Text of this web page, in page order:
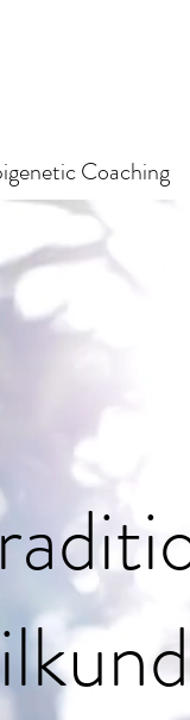
Coaching